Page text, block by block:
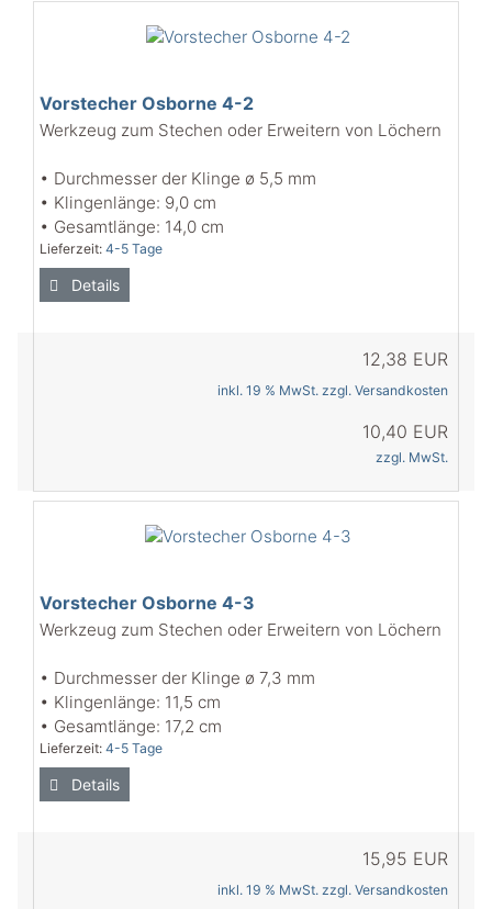
Vorstecher Osborne 4-2
Werkzeug zum Stechen oder Erweitern von Löchern
• Durchmesser der Klinge ø 5,5 mm
• Klingenlänge: 9,0 cm
• Gesamtlänge: 14,0 cm
Lieferzeit: 4-5 Tage
Details
12,38 EUR
inkl. 19 % MwSt. zzgl. Versandkosten
10,40 EUR
zzgl. MwSt.
Vorstecher Osborne 4-3
Werkzeug zum Stechen oder Erweitern von Löchern
• Durchmesser der Klinge ø 7,3 mm
• Klingenlänge: 11,5 cm
• Gesamtlänge: 17,2 cm
Lieferzeit: 4-5 Tage
Details
15,95 EUR
inkl. 19 % MwSt. zzgl. Versandkosten